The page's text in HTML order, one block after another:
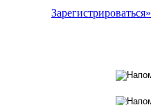
Зарегистрироваться»